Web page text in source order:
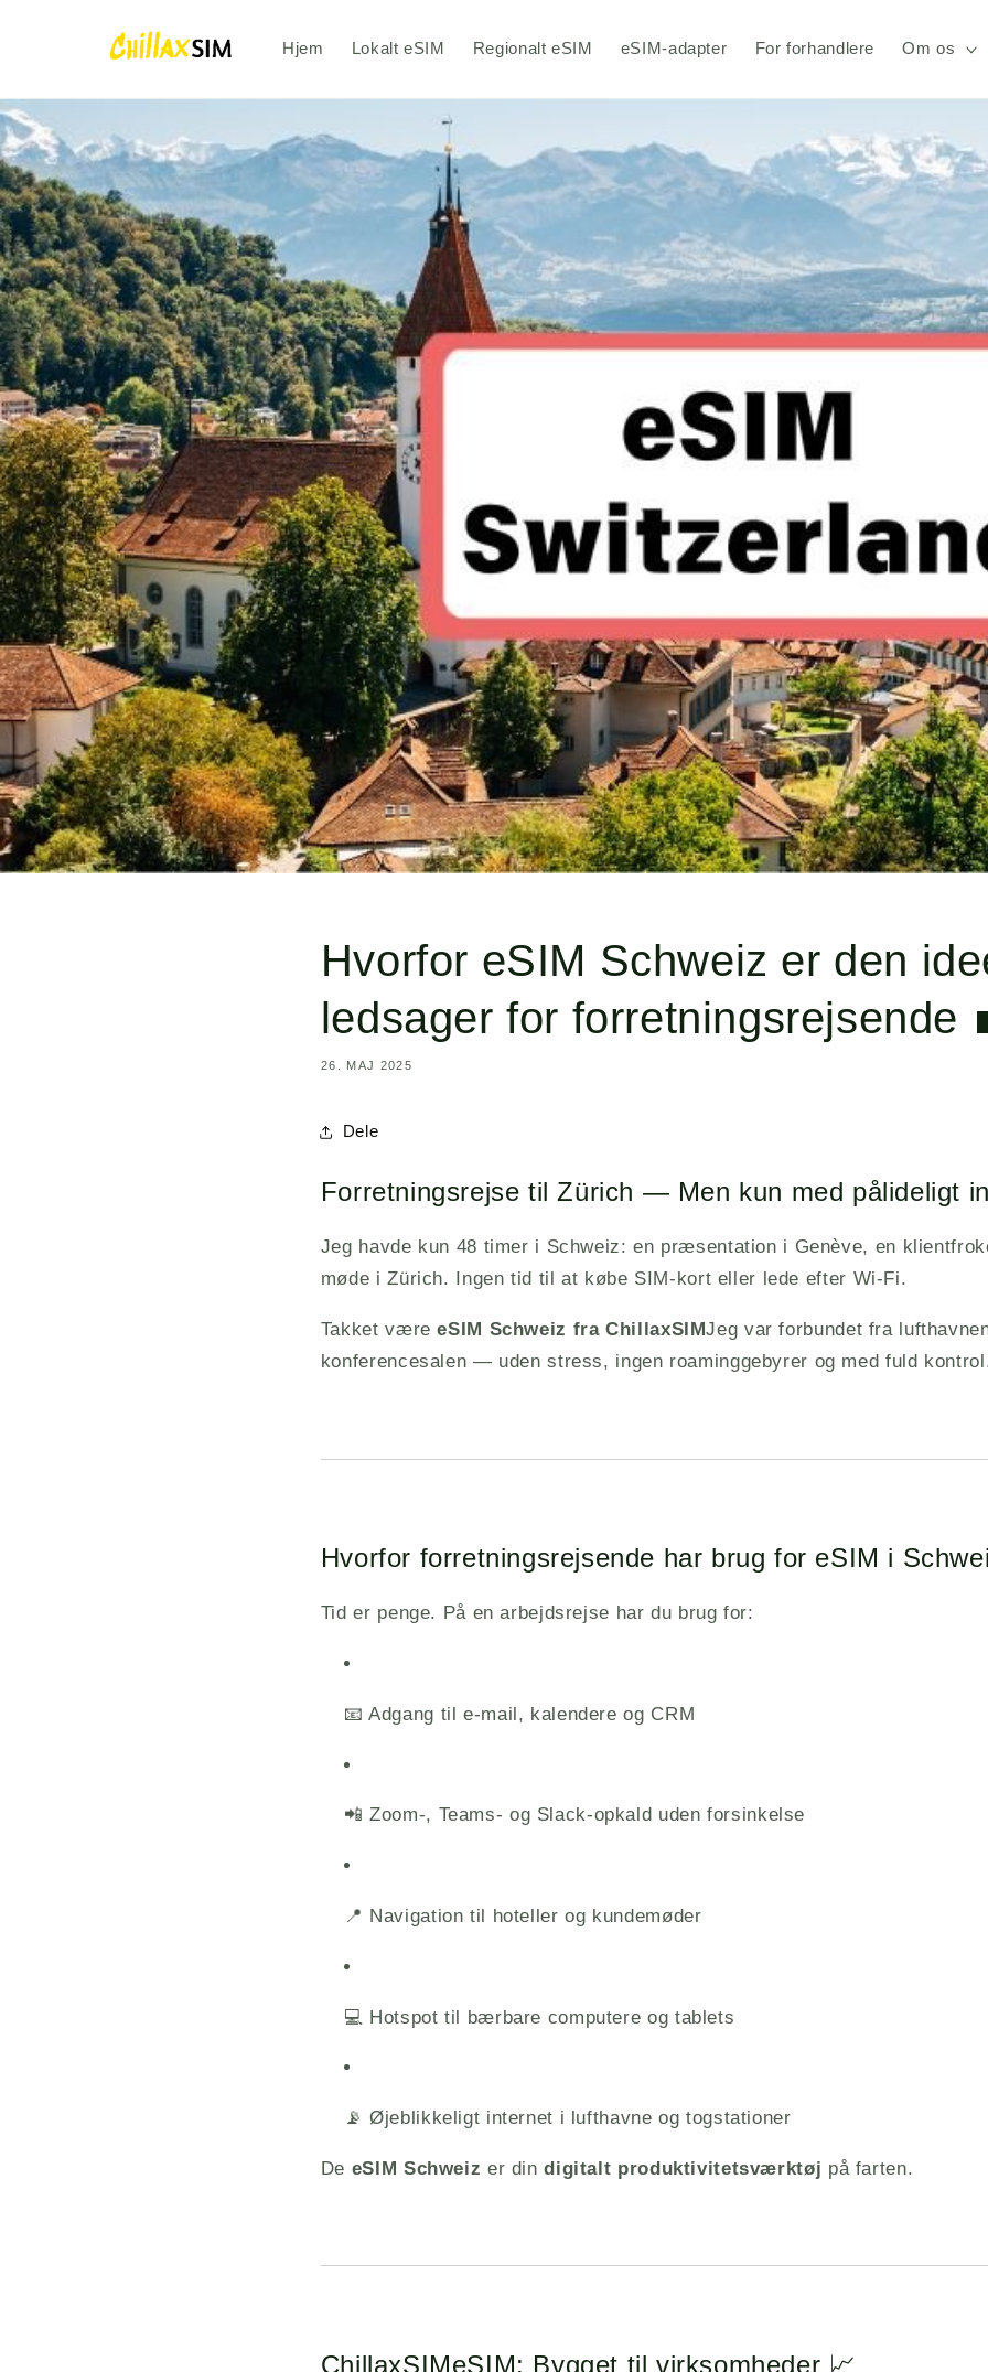
Hjem Lokalt eSIM Regionalt eSIM eSIM-adapter For forhandlere Om os
Hvorfor eSIM Schweiz er den
ledsager for forretningsrejsende
26. MAJ 2025
Dele
Forretningsrejse til Zürich — Men kun med pålideligt
Jeg havde kun 48 timer i Schweiz: en præsentation i Genève, en
møde i Zürich. Ingen tid til at købe SIM-kort eller lede efter Wi-Fi.
Takket væreeSIM Schweiz fraChillaxSIMJeg var forbundet fra
konferencesalen — uden stress, ingen roaminggebyrer og med fuld
Hvorfor forretningsrejsende har brug for eSIM i
Tid er penge. På en arbejdsrejse har du brug for:
📧 Adgang til e-mail, kalendere og CRM
📲 Zoom-, Teams- og Slack-opkald uden forsinkelse
📍 Navigation til hoteller og kundemøder
💻 Hotspot til bærbare computere og tablets
📡 Øjeblikkeligt internet i lufthavne og togstationer
De eSIM Schweiz er dindigitalt produktivitetsværktøj på farten.
ChillaxSIMeSIM: Bygget til virksomheder 📈